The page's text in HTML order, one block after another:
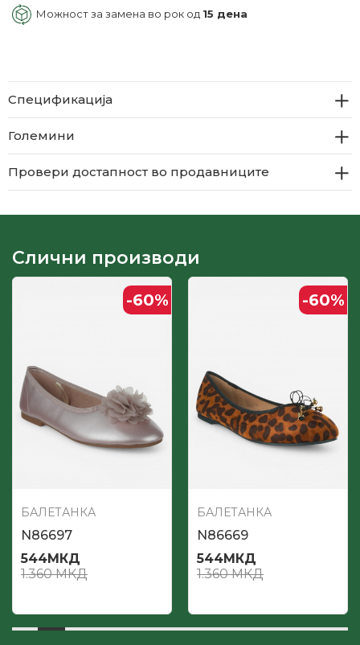
Можност за замена во рок од 15 дена
Спецификација
Големини
Провери достапност во продавниците
Слични производи
-60%
БАЛЕТАНКА
N86697
544МКД
1.360МКД
-60%
БАЛЕТАНКА
N86669
544МКД
1.360МКД